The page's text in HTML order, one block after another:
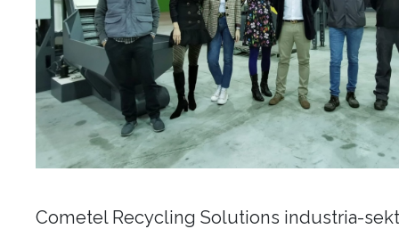
Cometel Recycling Solutions industria-